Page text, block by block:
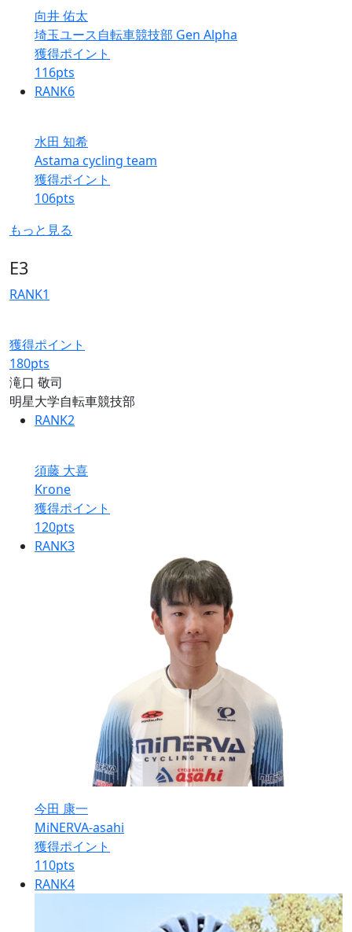
向井 佑太
埼玉ユース自転車競技部 Gen Alpha
獲得ポイント
116pts
RANK6
水田 知希
Astama cycling team
獲得ポイント
106pts
もっと見る
E3
RANK1
獲得ポイント
180pts
滝口 敬司
明星大学自転車競技部
RANK2
須藤 大喜
Krone
獲得ポイント
120pts
RANK3
今田 康一
MiNERVA-asahi
獲得ポイント
110pts
RANK4